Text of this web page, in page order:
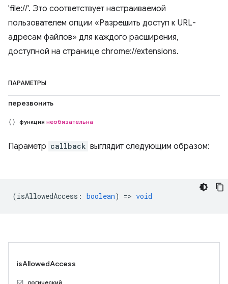
'file://'. Это соответствует настраиваемой
пользователем опции «Разрешить доступ к URL-
адресам файлов» для каждого расширения,
доступной на странице chrome://extensions.
ПАРАМЕТРЫ
перезвонить
функция необязательна
Параметр callback выглядит следующим образом:
(isAllowedAccess : boolean) => void
isAllowedAccess
логический